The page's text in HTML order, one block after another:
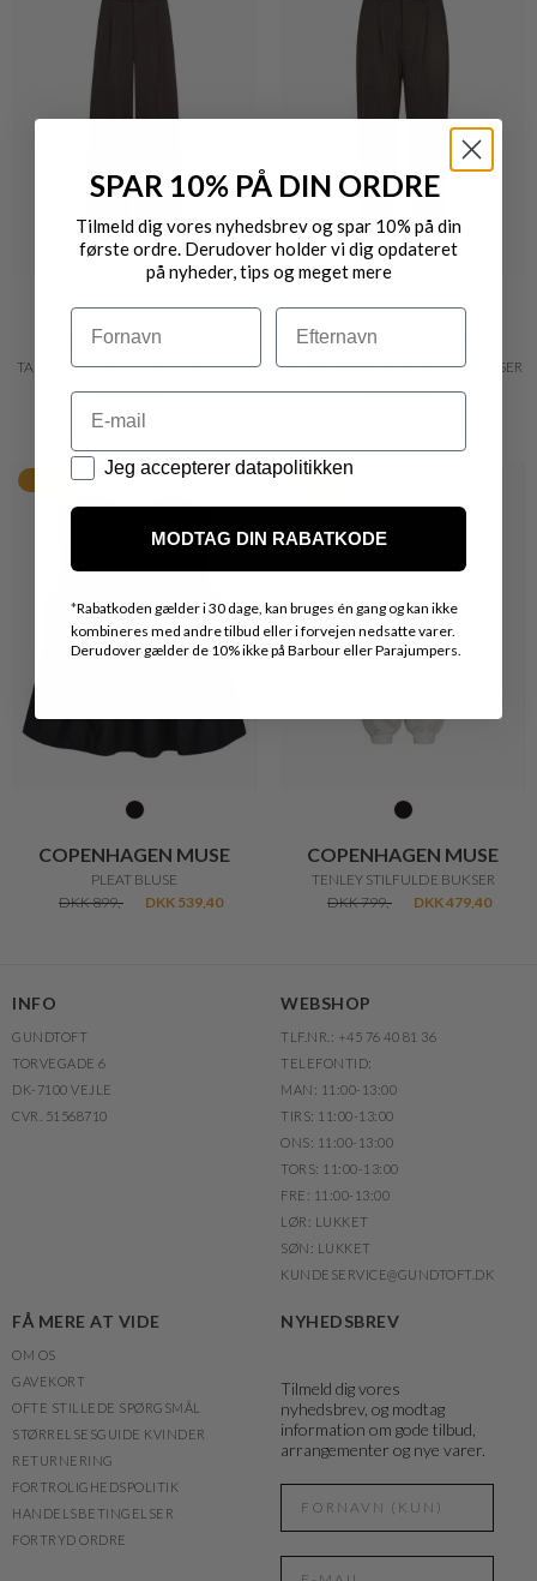
COPENHAGEN MUSE
TAILOR BUKSER MED VIDDE I BRUN
DKK 999,-
COPENHAGEN MUSE
TAILOR HØJTALJEDE ANKELBUKSER
DKK 699,-
COPENHAGEN MUSE
PLEAT BLUSE
DKK 899,-
DKK 539,40
COPENHAGEN MUSE
TENLEY STILFULDE BUKSER
DKK 799,-
DKK 479,40
INFO
GUNDTOFT
TORVEGADE 6
DK-7100 VEJLE
CVR. 51568710
WEBSHOP
TLF.NR.: +45 76 40 81 36
TELEFONTID:
MAN: 11:00-13:00
TIRS: 11:00-13:00
ONS: 11:00-13:00
TORS: 11:00-13:00
FRE: 11:00-13:00
LØR: LUKKET
SØN: LUKKET
KUNDESERVICE@GUNDTOFT.DK
FÅ MERE AT VIDE
OM OS
GAVEKORT
OFTE STILLEDE SPØRGSMÅL
STØRRELSESGUIDE KVINDER
RETURNERING
FORTROLIGHEDSPOLITIK
HANDELSBETINGELSER
FORTRYD ORDRE
NYHEDSBREV
Tilmeld dig vores
nyhedsbrev, og modtag
information om gode tilbud,
arrangementer og nye varer.
SPAR 10% PÅ DIN ORDRE
Tilmeld dig vores nyhedsbrev og spar 10% på din
første ordre. Derudover holder vi dig opdateret
på nyheder, tips og meget mere
Navn Efternavn
Email
Datapolitik
Jeg accepterer datapolitikken
MODTAG DIN RABATKODE
*Rabatkoden gælder i 30 dage, kan bruges én gang og kan ikke
kombineres med andre tilbud eller i forvejen nedsatte varer.
Derudover gælder de 10% ikke på Barbour eller Parajumpers.